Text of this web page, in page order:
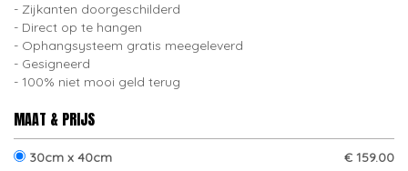
Zijkanten doorgeschilderd
Direct op te hangen
Ophangsysteem gratis meegeleverd
Gesigneerd
100% niet mooi geld terug
MAAT & PRIJS
30cm x 40cm
€ 159.00